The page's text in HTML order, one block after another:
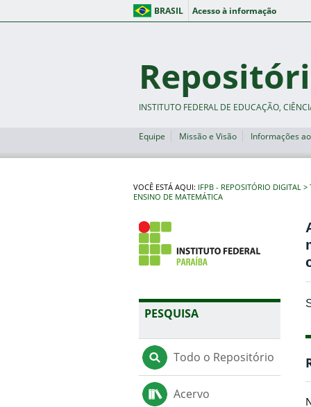
BRASIL Acesso à informação
INSTITUTO FEDERAL DE EDUCAÇÃO,
Equipe Missão e Visão Informações
VOCÊ ESTÁ AQUI: IFPB - REPOSITÓRIO DIGITAL
ENSINO DE MATEMÁTICA
PESQUISA
Todo o Repositório
Acervo